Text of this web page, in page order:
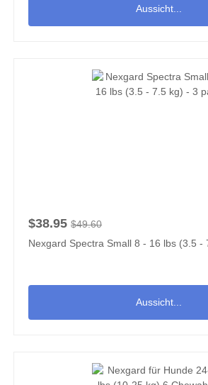
Aussicht...
$38.95 $49.60
Nexgard Spectra Small 8 - 16 lbs (3.5 -
Aussicht...